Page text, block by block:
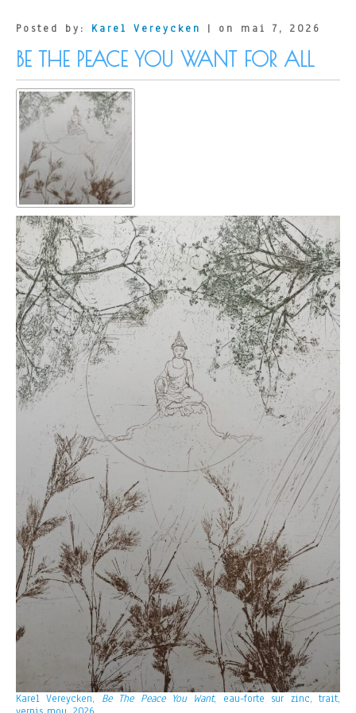
Posted by: Karel Vereycken | on mai 7, 2026
BE THE PEACE YOU WANT FOR ALL
Karel Vereycken, Be The Peace You Want, eau-forte sur zinc, trait,